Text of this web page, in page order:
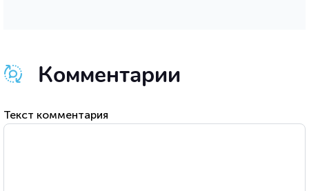
Комментарии
Текст комментария